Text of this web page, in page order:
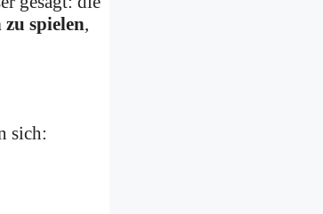
spielen,
sich: